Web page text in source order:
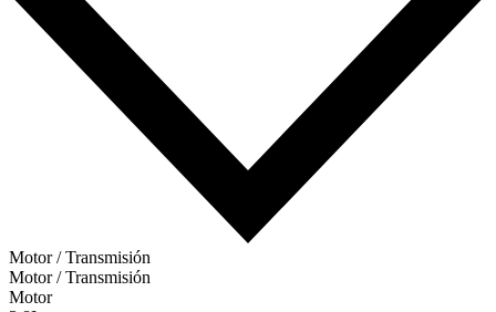
Motor / Transmisión
Motor / Transmisión
Motor